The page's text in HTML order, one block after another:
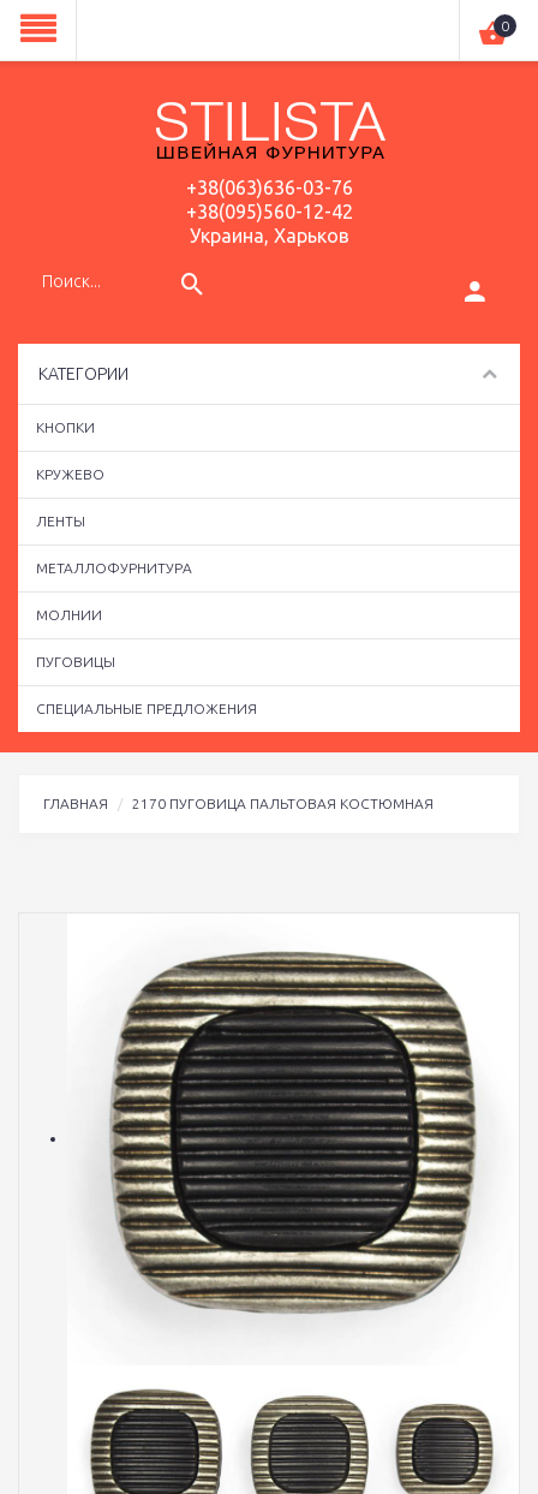
+38(063)636-03-76
+38(095)560-12-42
Украина, Харьков
0
КАТЕГОРИИ
КНОПКИ
КРУЖЕВО
ЛЕНТЫ
МЕТАЛЛОФУРНИТУРА
МОЛНИИ
ПУГОВИЦЫ
СПЕЦИАЛЬНЫЕ ПРЕДЛОЖЕНИЯ
ГЛАВНАЯ 2170 ПУГОВИЦА ПАЛЬТОВАЯ КОСТЮМНАЯ